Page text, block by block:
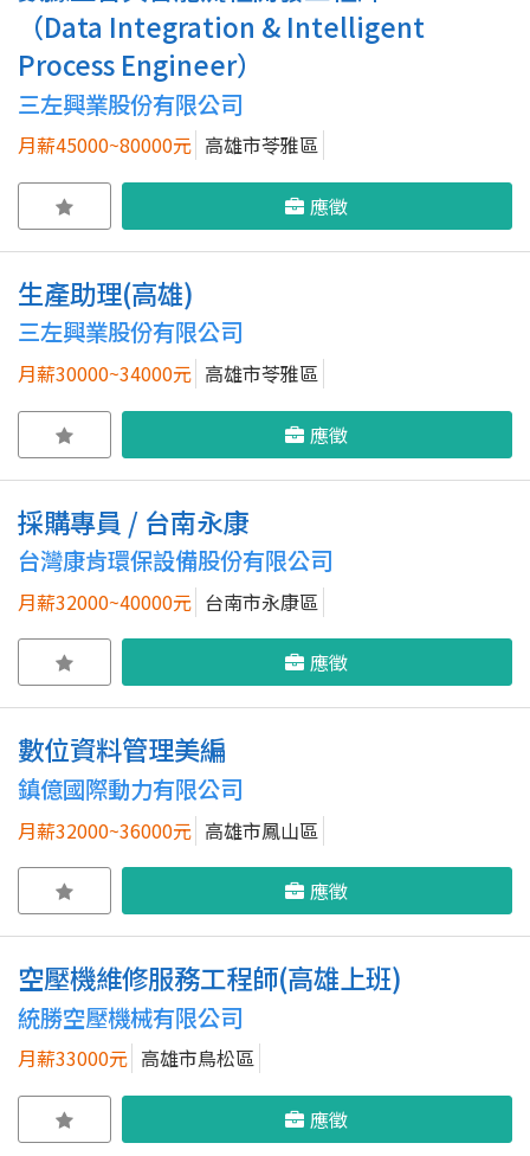
（Data Integration & Intelligent
Process Engineer）
三左興業股份有限公司
月薪45000~80000元 高雄市苓雅區
應徵
生產助理(高雄)
三左興業股份有限公司
月薪30000~34000元 高雄市苓雅區
應徵
採購專員 / 台南永康
台灣康肯環保設備股份有限公司
月薪32000~40000元 台南市永康區
應徵
數位資料管理美編
鎮億國際動力有限公司
月薪32000~36000元 高雄市鳳山區
應徵
空壓機維修服務工程師(高雄上班)
統勝空壓機械有限公司
月薪33000元 高雄市鳥松區
應徵